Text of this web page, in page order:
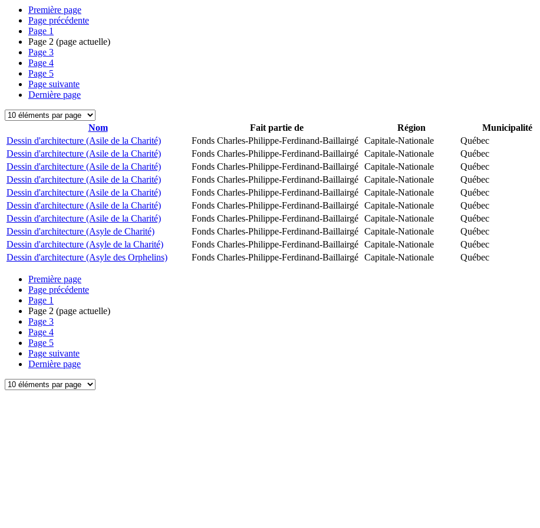
Première page
Page précédente
Page 1
Page 2 (page actuelle)
Page 3
Page 4
Page 5
Page suivante
Dernière page
Nom Fait partie de Région Municipalité
Dessin d'architecture (Asile de la Charité)
Fonds Charles-Philippe-Ferdinand-Baillairgé Capitale-Nationale
Québec
Dessin d'architecture (Asile de la Charité)
Fonds Charles-Philippe-Ferdinand-Baillairgé Capitale-Nationale
Québec
Dessin d'architecture (Asile de la Charité)
Fonds Charles-Philippe-Ferdinand-Baillairgé Capitale-Nationale
Québec
Dessin d'architecture (Asile de la Charité)
Fonds Charles-Philippe-Ferdinand-Baillairgé Capitale-Nationale
Québec
Dessin d'architecture (Asile de la Charité)
Fonds Charles-Philippe-Ferdinand-Baillairgé Capitale-Nationale
Québec
Dessin d'architecture (Asile de la Charité)
Fonds Charles-Philippe-Ferdinand-Baillairgé Capitale-Nationale
Québec
Dessin d'architecture (Asile de la Charité)
Fonds Charles-Philippe-Ferdinand-Baillairgé Capitale-Nationale
Québec
Dessin d'architecture (Asyle de Charité)
Fonds Charles-Philippe-Ferdinand-Baillairgé Capitale-Nationale
Québec
Dessin d'architecture (Asyle de la Charité)
Fonds Charles-Philippe-Ferdinand-Baillairgé Capitale-Nationale
Québec
Dessin d'architecture (Asyle des Orphelins)
Fonds Charles-Philippe-Ferdinand-Baillairgé Capitale-Nationale Québec
Première page
Page précédente
Page 1
Page 2 (page actuelle)
Page 3
Page 4
Page 5
Page suivante
Dernière page